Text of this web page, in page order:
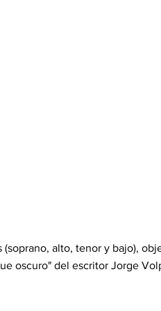
alto, tenor y bajo),
oscuro" del escritor Jorge